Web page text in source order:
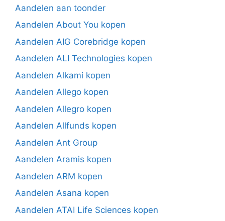
Aandelen aan toonder
Aandelen About You kopen
Aandelen AIG Corebridge kopen
Aandelen ALI Technologies kopen
Aandelen Alkami kopen
Aandelen Allego kopen
Aandelen Allegro kopen
Aandelen Allfunds kopen
Aandelen Ant Group
Aandelen Aramis kopen
Aandelen ARM kopen
Aandelen Asana kopen
Aandelen ATAI Life Sciences kopen